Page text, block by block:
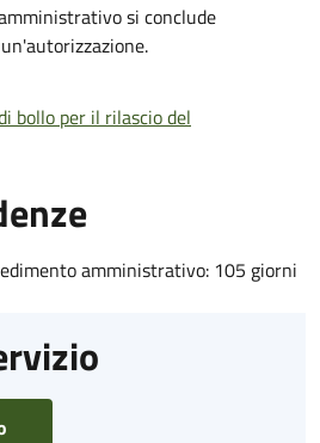
si conclude
bollo per il rilascio del
amministrativo: 105 giorni